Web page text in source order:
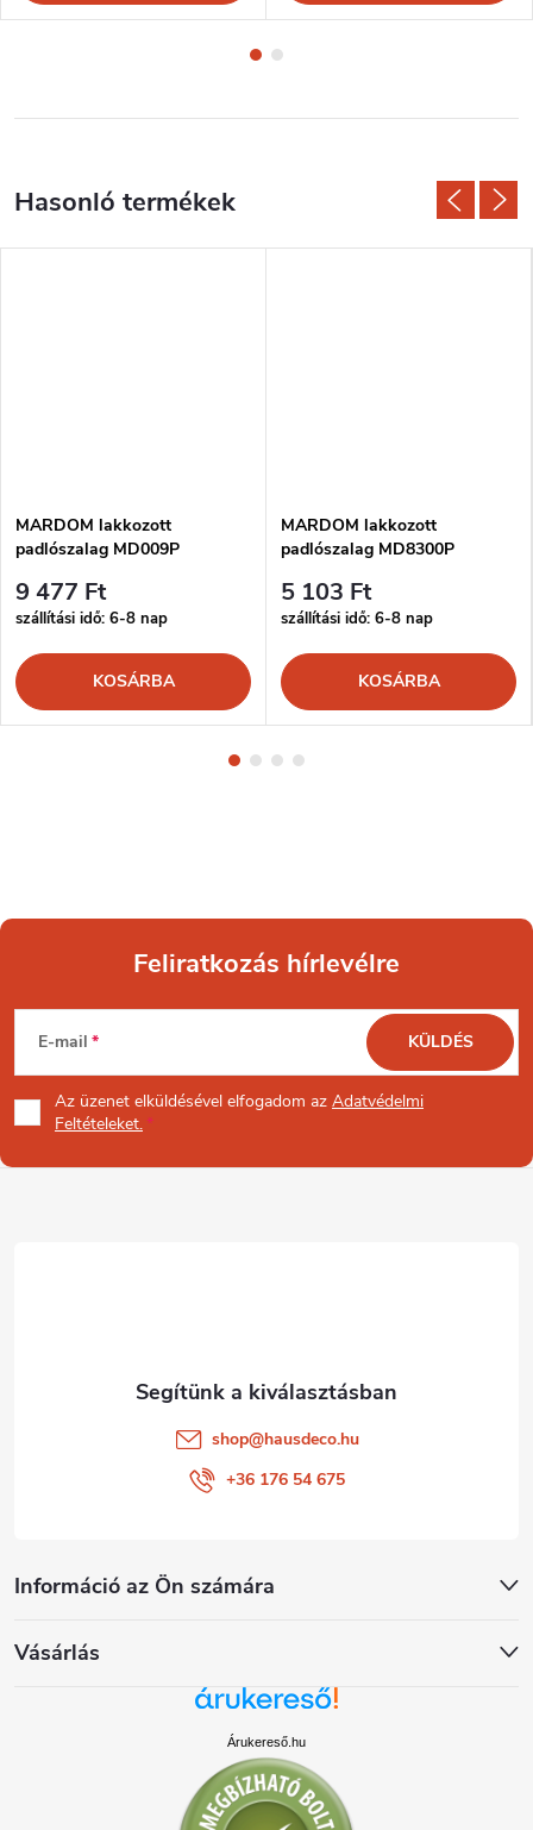
MARDOM lakkozott
padlószalag MD009P
9 477 Ft
szállítási idő: 6-8 nap
KOSÁRBA
MARDOM lakkozott
padlószalag MD8300P
5 103 Ft
szállítási idő: 6-8 nap
KOSÁRBA
L
á
b
Feliratkozás hírlevélre
E-mail
Az üzenet elküldésével elfogadom az Adatvédelmi
Feltételeket.
KÜLDÉS
Információ az Ön számára
Vásárlás
shop@hausdeco.hu
+36 176 54 675
Árukereső.hu